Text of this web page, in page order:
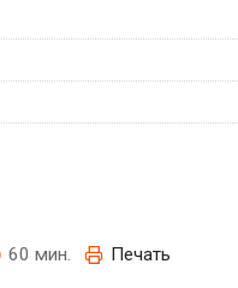
60 мин. Печать